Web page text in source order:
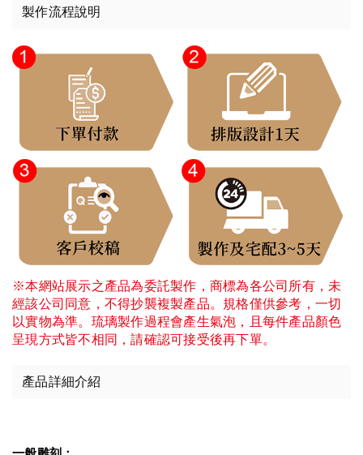
製作流程說明
※本網站展示之產品為委託製作，商標為各公司所有，未
經該公司同意，不得抄襲複製產品。規格僅供參考，一切
以實物為準。琉璃製作過程會產生氣泡，且每件產品顏色
呈現方式皆不相同，請確認可接受後再下單。
產品詳細介紹